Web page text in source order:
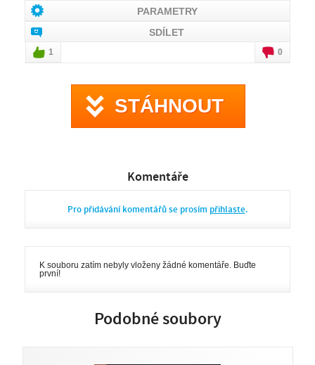
PARAMETRY
SDÍLET
1 0
STÁHNOUT
Komentáře
Pro přidávání komentářů se prosím přihlaste.
K souboru zatím nebyly vloženy žádné komentáře. Buďte
první!
Podobné soubory